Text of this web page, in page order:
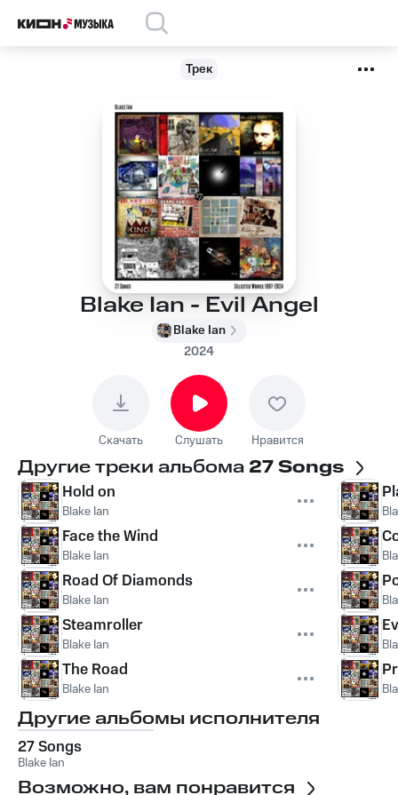
Трек
Blake Ian - Evil Angel
Blake Ian
2024
Скачать Слушать Нравится
Другие треки альбома 27 Songs
Hold on
Blake Ian
Face the Wind
Blake Ian
Road Of Diamonds
Blake Ian
Steamroller
Blake Ian
The Road
Blake Ian
Другие альбомы исполнителя
27 Songs
Blake Ian
Возможно, вам понравится